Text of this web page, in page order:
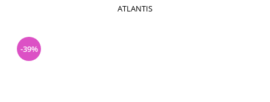
Accesorii usi
ATLANTIS
-39%